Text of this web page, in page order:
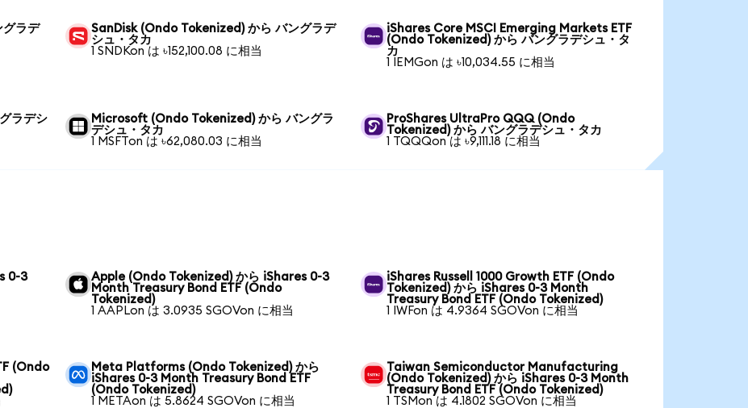
ラデ
SanDisk (Ondo Tokenized) から バングラデ
シュ・タカ
1 SNDKon は ৳152,100.08 に相当
iShares Core MSCI Emerging Markets ETF
(Ondo Tokenized) から バングラデシュ・タ
カ
1 IEMGon は ৳10,034.55 に相当
ラデシ
Microsoft (Ondo Tokenized) から バングラ
デシュ・タカ
1 MSFTon は ৳62,080.03 に相当
ProShares UltraPro QQQ (Ondo
Tokenized) から バングラデシュ・タカ
1 TQQQon は ৳9,111.18 に相当
0-3
Apple (Ondo Tokenized) から iShares 0-3
Month Treasury Bond ETF (Ondo
Tokenized)
1 AAPLon は 3.0935 SGOVon に相当
iShares Russell 1000 Growth ETF (Ondo
Tokenized) から iShares 0-3 Month
Treasury Bond ETF (Ondo Tokenized)
1 IWFon は 4.9364 SGOVon に相当
(Ondo
Meta Platforms (Ondo Tokenized) から
iShares 0-3 Month Treasury Bond ETF
(Ondo Tokenized)
1 METAon は 5.8624 SGOVon に相当
Taiwan Semiconductor Manufacturing
(Ondo Tokenized) から iShares 0-3 Month
Treasury Bond ETF (Ondo Tokenized)
1 TSMon は 4.1802 SGOVon に相当